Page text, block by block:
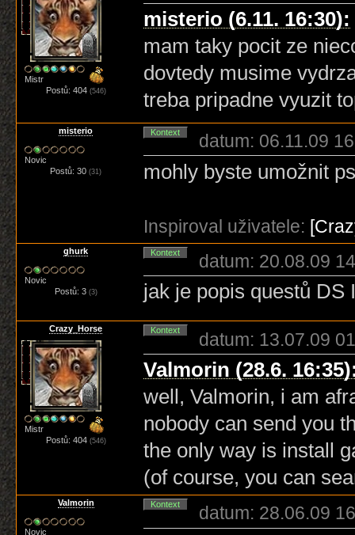
Mistr
Postů: 404 (546)
misterio (6.11. 16:30):
mam taky pocit ze
dovtedy musime
treba pripadne vyuzit
misterio
Novic
Postů: 30(31)
Kontext datum: 06.11.09
mohly byste umožnit
Inspiroval uživatele:
ghurk
Novic
Postů: 3 (3)
Kontext datum: 20.08.09
jak je popis questů DS
Crazy_Horse
Mistr
Postů: 404 (546)
Kontext datum: 13.07.09
Valmorin (28.6.
well, Valmorin, i am
nobody can send you
the only way is install
(of course, you can
Valmorin
Novic
Kontext datum: 28.06.09